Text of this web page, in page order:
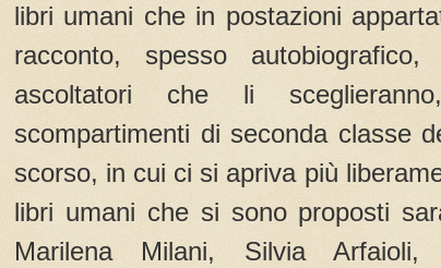
libri umani che in postazioni
racconto, spesso
ascoltatori che li
scompartimenti di seconda classe
scorso, in cui ci si apriva più
libri umani che si sono proposti
Marilena Milani, Silvia Arfaioli,